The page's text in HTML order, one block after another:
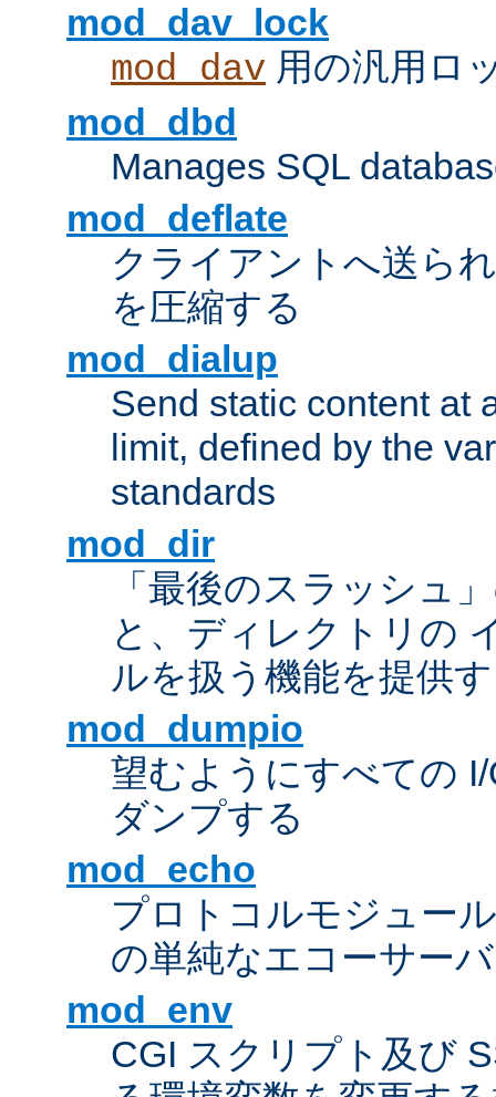
mod_dav_lock
mod_dav 用の汎用ロ
mod_dbd
Manages SQL
mod_deflate
クライアントへ送ら
を圧縮する
mod_dialup
Send static content at
limit, defined by the
standards
mod_dir
「最後のスラッシュ
と、ディレクトリの
ルを扱う機能を提供
mod_dumpio
望むようにすべての
ダンプする
mod_echo
プロトコルモジュー
の単純なエコーサーバ
mod_env
CGI スクリプト及び